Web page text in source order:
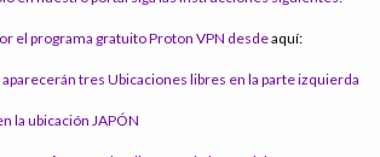
el programa gratuito Proton VPN desdeaquí:
aparecerán tres Ubicaciones libres en la parte izquierda
la ubicación JAPÓN